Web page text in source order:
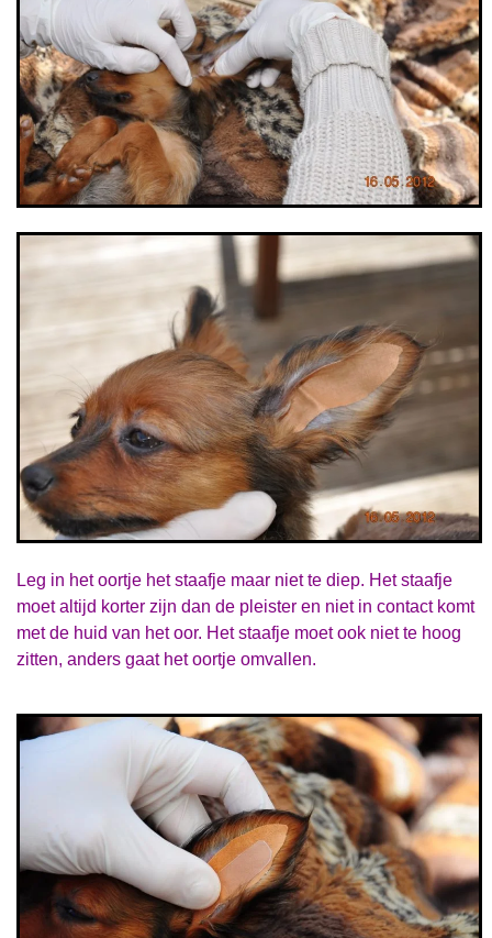
Leg in het oortje het staafje maar niet te diep. Het staafje
moet altijd korter zijn dan de pleister en niet in contact komt
met de huid van het oor. Het staafje moetook niet te hoog
zitten, anders gaat het oortje omvallen.